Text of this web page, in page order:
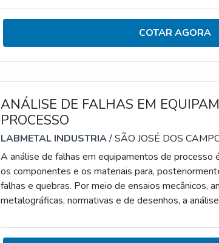
materiais específicos. Expondo de forma breve, é
do componente em análise em relação à corrosão.É
COTAR AGORA
ANÁLISE DE FALHAS EM
PROCESSO
LABMETAL INDUSTRIA/ SÃO JOSÉ DOS
A análise de falhas em equipamentos de processo
os componentes e os materiais para,
falhas e quebras. Por meio de ensaios mecânicos,
metalográficas, normativas e de desenhos, a
DESSE TIPO DE ANÁLISE PARA A INDÚSTRIA